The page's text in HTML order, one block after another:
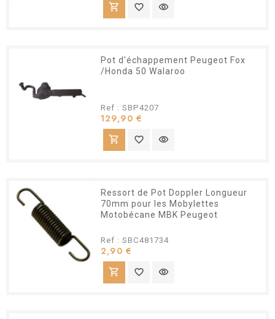
shopping_cart favorite_border visibility
Pot d'échappement Peugeot Fox
/Honda 50 Walaroo
Ref : SBP4207
129,90 €
shopping_cart favorite_border visibility
Ressort de Pot Doppler Longueur
70mm pour les Mobylettes
Motobécane MBK Peugeot
Ref : SBC481734
2,90 €
shopping_cart favorite_border visibility